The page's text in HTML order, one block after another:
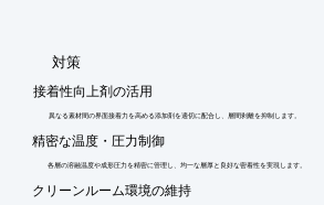
​対策
接着性向上剤の活用
異なる素材間の界面接着力を高める添加剤を適切に配合し、層間剥離を抑制します。
精密な温度・圧力制御
各層の溶融温度や成形圧力を精密に管理し、均一な層厚と良好な密着性を実現します。
クリーンルーム環境の維持